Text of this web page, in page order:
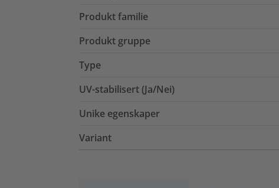
Produkt familie
Produkt gruppe
Type
UV-stabilisert (Ja/Nei)
Unike egenskaper
Variant